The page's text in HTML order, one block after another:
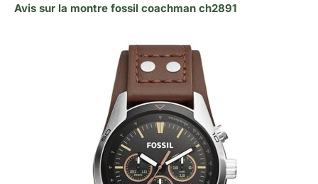
Avis sur la montre fossil coachman ch2891